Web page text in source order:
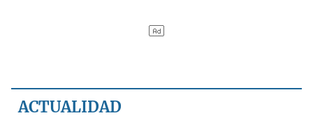
ACTUALIDAD